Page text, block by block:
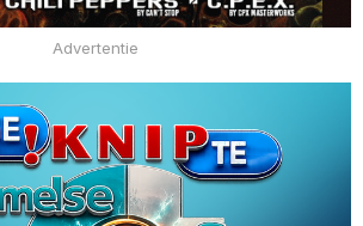
Advertentie